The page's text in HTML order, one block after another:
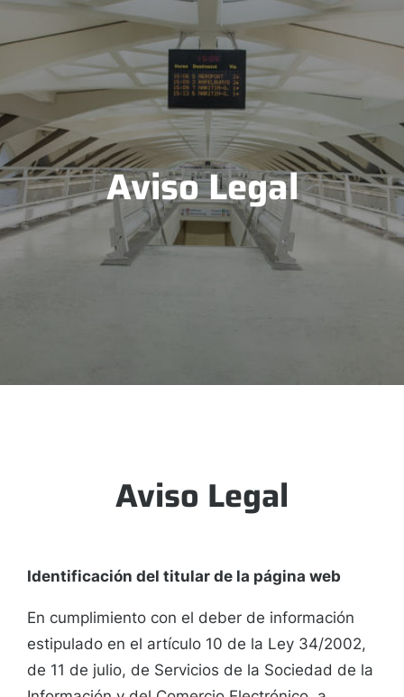
Aviso Legal
Aviso Legal
Identificación del titular de la página web
En cumplimiento con el deber de información
estipulado en el artículo 10 de la Ley 34/2002,
de 11 de julio, de Servicios de la Sociedad de la